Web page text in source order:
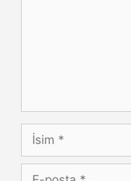
İsim